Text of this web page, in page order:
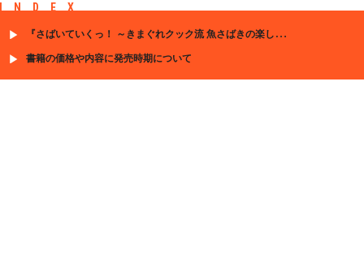
INDEX
『さばいていくっ！ ～きまぐれクック流 魚さばきの楽しみ方～』が出版決定!
書籍の価格や内容に発売時期について